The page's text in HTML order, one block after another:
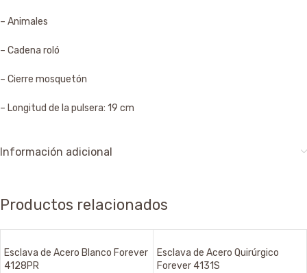
– Animales
– Cadena roló
– Cierre mosquetón
– Longitud de la pulsera: 19 cm
Información adicional
Productos relacionados
Esclava de Acero Blanco Forever
4128PR
Esclava de Acero Quirúrgico
Forever 4131S